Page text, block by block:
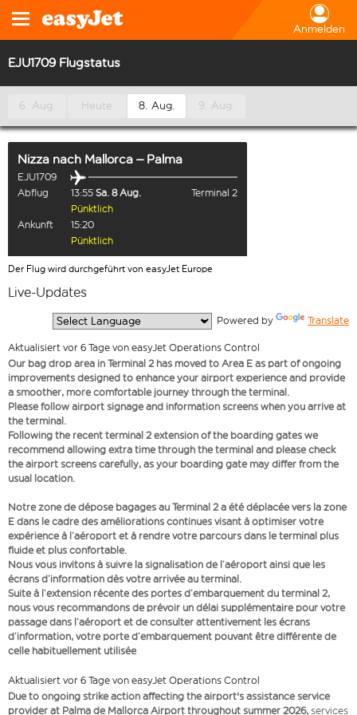
Anmelden
EJU1709 Flugstatus
6. Aug. Heute 8. Aug. 9. Aug.
Nizza nach Mallorca – Palma
EJU1709
Abflug
13:55 Sa. 8 Aug.
Terminal 2
Pünktlich
Ankunft
15:20
Pünktlich
Der Flug wird durchgeführt von easyJet Europe
Live-Updates
Powered by Translate
Aktualisiert vor 6 Tage von easyJet Operations Control
Our bag drop area in Terminal 2 has moved to Area E as part of ongoing
improvements designed to enhance your airport experience and provide
a smoother, more comfortable journey through the terminal.
Please follow airport signage and information screens when you arrive at
the terminal.
Following the recent terminal 2 extension of the boarding gates we
recommend allowing extra time through the terminal and please check
the airport screens carefully, as your boarding gate may differ from the
usual location.
Notre zone de dépose bagages au Terminal 2 a été déplacée vers la zone
E dans le cadre des améliorations continues visant à optimiser votre
expérience à l’aéroport et à rendre votre parcours dans le terminal plus
fluide et plus confortable.
Nous vous invitons à suivre la signalisation de l’aéroport ainsi que les
écrans d’information dès votre arrivée au terminal.
Suite à l’extension récente des portes d’embarquement du terminal 2,
nous vous recommandons de prévoir un délai supplémentaire pour votre
passage dans l’aéroport et de consulter attentivement les écrans
d’information, votre porte d’embarquement pouvant être différente de
celle habituellement utilisée
Aktualisiert vor 6 Tage von easyJet Operations Control
Due to ongoing strike action affecting the airport's assistance service
provider at Palma de Mallorca Airport throughout summer 2026, services